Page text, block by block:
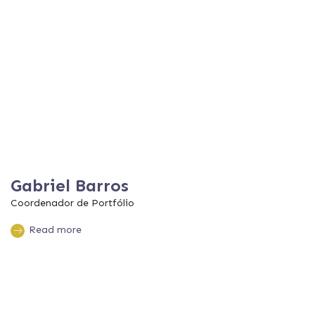
Gabriel Barros
Coordenador de Portfólio
Read more